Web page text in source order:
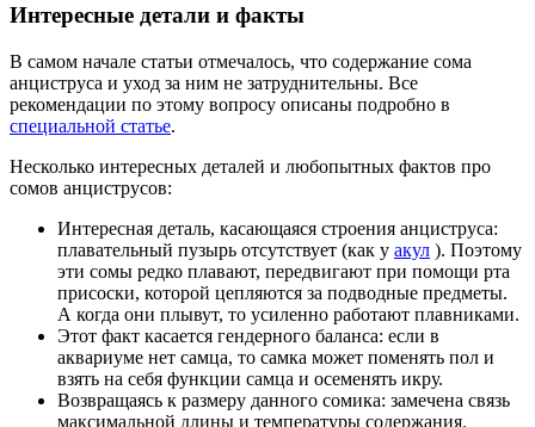
Интересные детали и факты
В самом начале статьи отмечалось, что содержание сома
анциструса и уход за ним не затруднительны. Все
рекомендации по этому вопросу описаны подробно в
специальной статье.
Несколько интересных деталей и любопытных фактов про
сомов анциструсов:
Интересная деталь, касающаяся строения анциструса:
плавательный пузырь отсутствует (как у акул ). Поэтому
эти сомы редко плавают, передвигают при помощи рта
присоски, которой цепляются за подводные предметы.
А когда они плывут, то усиленно работают плавниками.
Этот факт касается гендерного баланса: если в
аквариуме нет самца, то самка может поменять пол и
взять на себя функции самца и осеменять икру.
Возвращаясь к размеру данного сомика: замечена связь
максимальной длины и температуры содержания.